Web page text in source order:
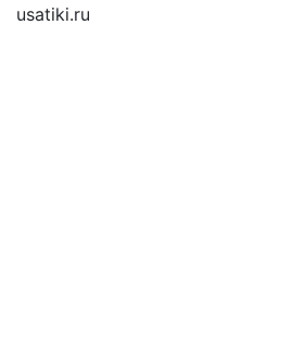
usatiki.ru